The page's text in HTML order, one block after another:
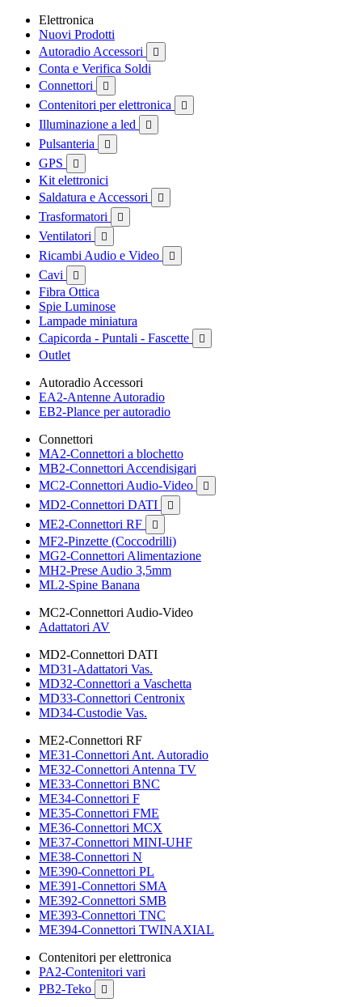
Elettronica
Nuovi Prodotti
Autoradio Accessori

Conta e Verifica Soldi
Connettori

Contenitori per elettronica 
Illuminazione a led 
Pulsanteria 
GPS 
Kit elettronici
Saldatura e Accessori

Trasformatori 
Ventilatori 
Ricambi Audio e Video 
Cavi 
Fibra Ottica
Spie Luminose
Lampade miniatura
Capicorda - Puntali - Fascette

Outlet
Autoradio Accessori
EA2-Antenne Autoradio
EB2-Plance per autoradio
Connettori
MA2-Connettori a blochetto
MB2-Connettori Accendisigari
MC2-Connettori Audio-Video

MD2-Connettori DATI 
ME2-Connettori RF 
MF2-Pinzette (Coccodrilli)
MG2-Connettori Alimentazione
MH2-Prese Audio 3,5mm
ML2-Spine Banana
MC2-Connettori Audio-Video
Adattatori AV
MD2-Connettori DATI
MD31-Adattatori Vas.
MD32-Connettori a Vaschetta
MD33-Connettori Centronix
MD34-Custodie Vas.
ME2-Connettori RF
ME31-Connettori Ant. Autoradio
ME32-Connettori Antenna TV
ME33-Connettori BNC
ME34-Connettori F
ME35-Connettori FME
ME36-Connettori MCX
ME37-Connettori MINI-UHF
ME38-Connettori N
ME390-Connettori PL
ME391-Connettori SMA
ME392-Connettori SMB
ME393-Connettori TNC
ME394-Connettori TWINAXIAL
Contenitori per elettronica
PA2-Contenitori vari
PB2-Teko
